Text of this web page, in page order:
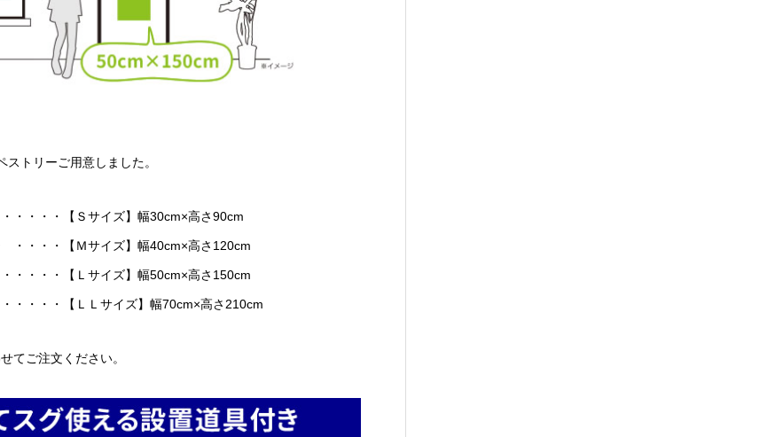
トリーご用意しました。
・・・・【Ｓサイズ】幅30cm×高さ90cm
・・・・【Ｍサイズ】幅40cm×高さ120cm
・・・・【Ｌサイズ】幅50cm×高さ150cm
・・・・【ＬＬサイズ】幅70cm×高さ210cm
てご注文ください。